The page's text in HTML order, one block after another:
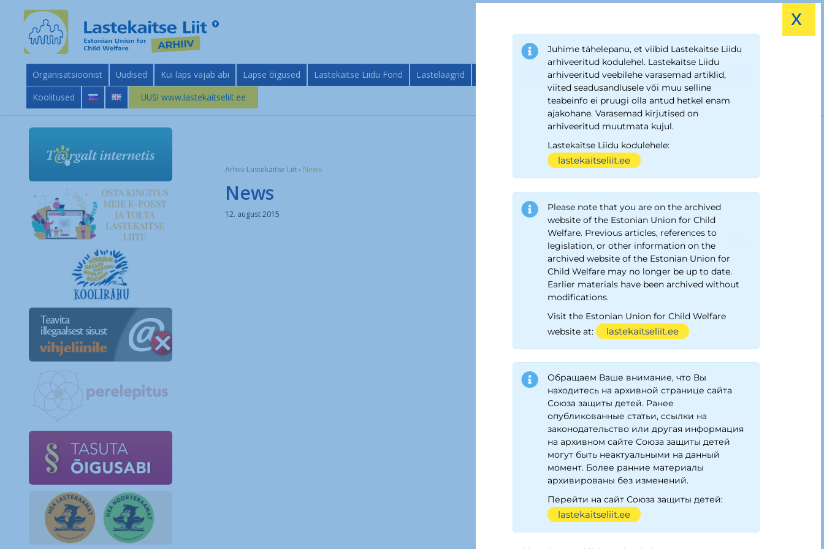
Organisatsioonist Uudised Kui laps vajab abi Lapse õigused Lastekaitse Liidu Fond Lastelaagrid Kiusamisest vabaks!
Lapse õiguste saadikud
Koolitused
UUS! www.lastekaitseliit.ee
Arhiiv Lastekaitse Liit› News
News
12. august 2015
x
Juhime tähelepanu, et viibid Lastekaitse Liidu
arhiveeritud kodulehel. Lastekaitse Liidu
arhiveeritud veebilehe varasemad artiklid,
viited seadusandlusele või muu selline
teabeinfo ei pruugi olla antud hetkel enam
ajakohane. Varasemad kirjutised on
arhiveeritud muutmata kujul.
Lastekaitse Liidu kodulehele:
lastekaitseliit.ee
Please note that you are on the archived
website of the Estonian Union for Child
Welfare. Previous articles, references to
legislation, or other information on the
archived website of the Estonian Union for
Child Welfare may no longer be up to date.
Earlier materials have been archived without
modifications.
Visit the Estonian Union for Child Welfare
website at:
lastekaitseliit.ee
Обращаем Ваше внимание, что Вы
находитесь на архивной странице сайта
Союза защиты детей. Ранее
опубликованные статьи, ссылки на
законодательство или другая информация
на архивном сайте Союза защиты детей
могут быть неактуальными на данный
момент. Более ранние материалы
архивированы без изменений.
Перейти на сайт Союза защиты детей:
lastekaitseliit.ee